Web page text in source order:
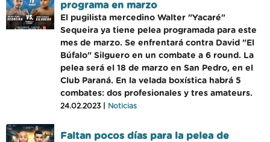
programa en marzo
El pugilista mercedino Walter "Yacaré"
Sequeira ya tiene pelea programada para este
mes de marzo. Se enfrentará contra David "El
Búfalo" Silguero en un combate a 6 round. La
pelea será el 18 de marzo en San Pedro, en el
Club Paraná. En la velada boxística habrá 5
combates: dos profesionales y tres amateurs.
24.02.2023 | Noticias
Faltan pocos días para la pelea de